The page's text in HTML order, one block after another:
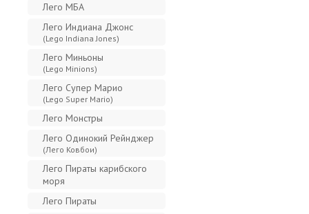
Лего МБА
Лего Индиана Джонс
(Lego Indiana Jones)
Лего Миньоны
(Lego Minions)
Лего Супер Марио
(Lego Super Mario)
Лего Монстры
Лего Одинокий Рейнджер
(Лего Ковбои)
Лего Пираты карибского
моря
Лего Пираты